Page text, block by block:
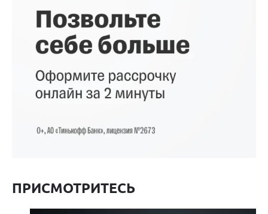
ПРИСМОТРИТЕСЬ